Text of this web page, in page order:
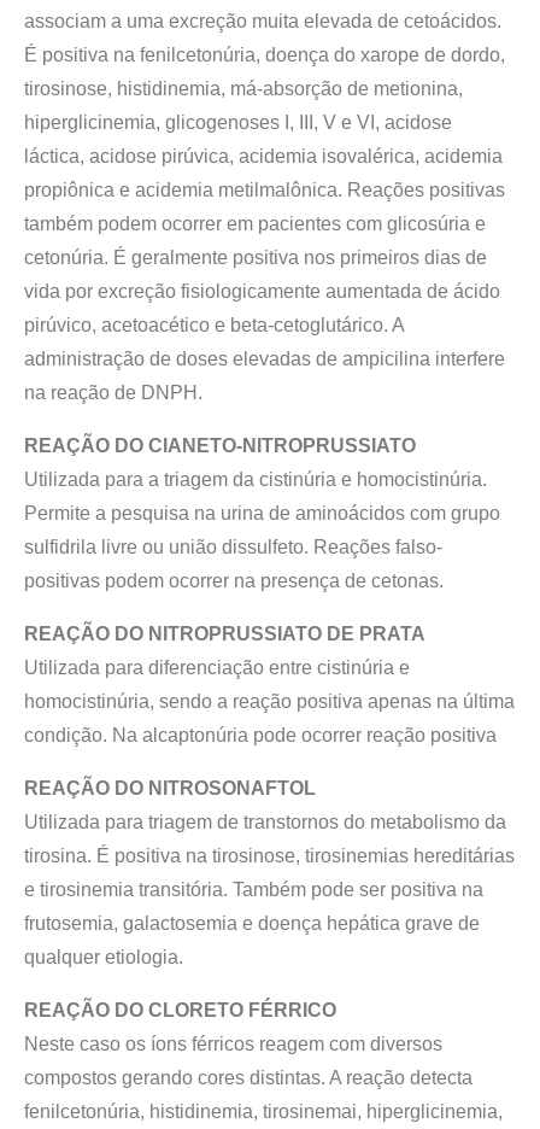
associam a uma excreção muita elevada de cetoácidos.
É positiva na fenilcetonúria, doença do xarope de dordo,
tirosinose, histidinemia, má-absorção de metionina,
hiperglicinemia, glicogenoses I, III, V e VI, acidose
láctica, acidose pirúvica, acidemia isovalérica, acidemia
propiônica e acidemia metilmalônica. Reações positivas
também podem ocorrer em pacientes com glicosúria e
cetonúria. É geralmente positiva nos primeiros dias de
vida por excreção fisiologicamente aumentada de ácido
pirúvico, acetoacético e beta-cetoglutárico. A
administração de doses elevadas de ampicilina interfere
na reação de DNPH.
REAÇÃO DO CIANETO-NITROPRUSSIATO
Utilizada para a triagem da cistinúria e homocistinúria.
Permite a pesquisa na urina de aminoácidos com grupo
sulfidrila livre ou união dissulfeto. Reações falso-
positivas podem ocorrer na presença de cetonas.
REAÇÃO DO NITROPRUSSIATO DE PRATA
Utilizada para diferenciação entre cistinúria e
homocistinúria, sendo a reação positiva apenas na última
condição. Na alcaptonúria pode ocorrer reação positiva
REAÇÃO DO NITROSONAFTOL
Utilizada para triagem de transtornos do metabolismo da
tirosina. É positiva na tirosinose, tirosinemias hereditárias
e tirosinemia transitória. Também pode ser positiva na
frutosemia, galactosemia e doença hepática grave de
qualquer etiologia.
REAÇÃO DO CLORETO FÉRRICO
Neste caso os íons férricos reagem com diversos
compostos gerando cores distintas. A reação detecta
fenilcetonúria, histidinemia, tirosinemai, hiperglicinemia,